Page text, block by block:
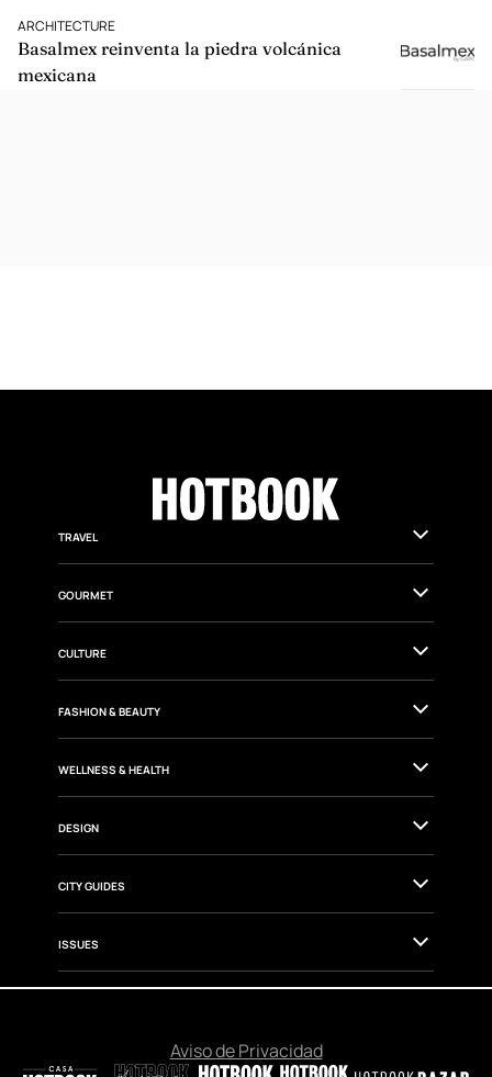
ARCHITECTURE
Basalmex reinventa la piedra volcánica
mexicana
TRAVEL
GOURMET
CULTURE
FASHION & BEAUTY
WELLNESS & HEALTH
DESIGN
CITY GUIDES
ISSUES
Aviso de Privacidad